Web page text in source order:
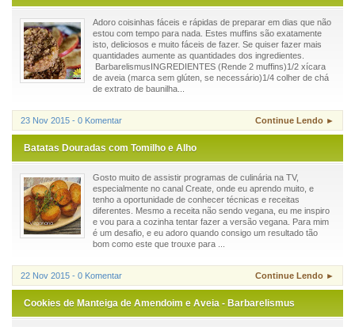
Adoro coisinhas fáceis e rápidas de preparar em dias que não
estou com tempo para nada. Estes muffins são exatamente
isto, deliciosos e muito fáceis de fazer. Se quiser fazer mais
quantidades aumente as quantidades dos ingredientes.
BarbarelismusINGREDIENTES (Rende 2 muffins)1/2 xícara
de aveia (marca sem glúten, se necessário)1/4 colher de chá
de extrato de baunilha...
23 Nov 2015 - 0 Komentar Continue Lendo ►
Batatas Douradas com Tomilho e Alho
Gosto muito de assistir programas de culinária na TV,
especialmente no canal Create, onde eu aprendo muito, e
tenho a oportunidade de conhecer técnicas e receitas
diferentes. Mesmo a receita não sendo vegana, eu me inspiro
e vou para a cozinha tentar fazer a versão vegana. Para mim
é um desafio, e eu adoro quando consigo um resultado tão
bom como este que trouxe para ...
22 Nov 2015 - 0 Komentar Continue Lendo ►
Cookies de Manteiga de Amendoim e Aveia - Barbarelismus